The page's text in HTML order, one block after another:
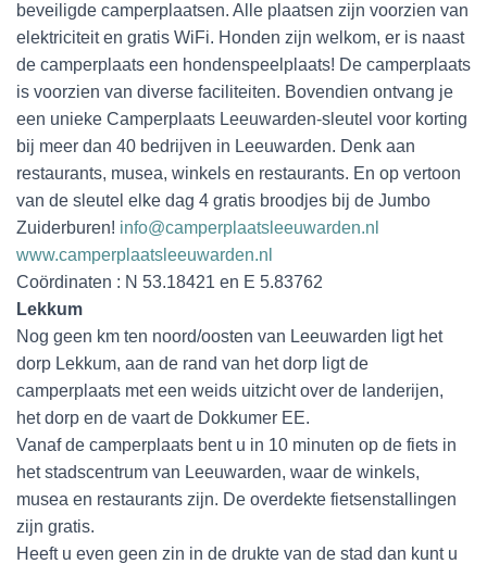
beveiligde camperplaatsen. Alle plaatsen zijn voorzien van
elektriciteit en gratis WiFi. Honden zijn welkom, er is naast
de camperplaats een hondenspeelplaats! De camperplaats
is voorzien van diverse faciliteiten. Bovendien ontvang je
een unieke Camperplaats Leeuwarden-sleutel voor korting
bij meer dan 40 bedrijven in Leeuwarden. Denk aan
restaurants, musea, winkels en restaurants. En op vertoon
van de sleutel elke dag 4 gratis broodjes bij de Jumbo
Zuiderburen! info@camperplaatsleeuwarden.nl
www.camperplaatsleeuwarden.nl
Coördinaten : N 53.18421 en E 5.83762
Lekkum
Nog geen km ten noord/oosten van Leeuwarden ligt het
dorp Lekkum, aan de rand van het dorp ligt de
camperplaats met een weids uitzicht over de landerijen,
het dorp en de vaart de Dokkumer EE.
Vanaf de camperplaats bent u in 10 minuten op de fiets in
het stadscentrum van Leeuwarden, waar de winkels,
musea en restaurants zijn. De overdekte fietsenstallingen
zijn gratis.
Heeft u even geen zin in de drukte van de stad dan kunt u